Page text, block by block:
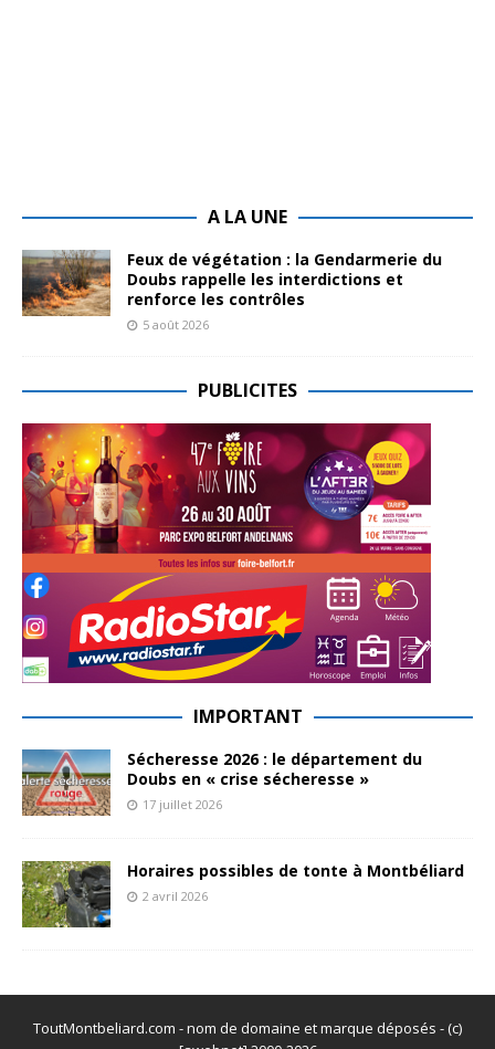
A LA UNE
Feux de végétation : la Gendarmerie du
Doubs rappelle les interdictions et
renforce les contrôles
5 août 2026
PUBLICITES
IMPORTANT
Sécheresse 2026 : le département du
Doubs en « crise sécheresse »
17 juillet 2026
Horaires possibles de tonte à Montbéliard
2 avril 2026
ToutMontbeliard.com - nom de domaine et marque déposés - (c)